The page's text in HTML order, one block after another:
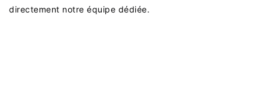
directement notre équipe dédiée.